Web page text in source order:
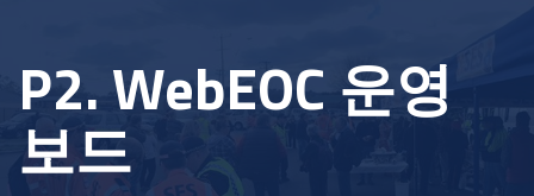
P2. WebEOC 운영
보드